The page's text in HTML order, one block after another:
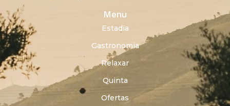
Menu
Estadia
Gastronomia
Relaxar
Quinta
Ofertas